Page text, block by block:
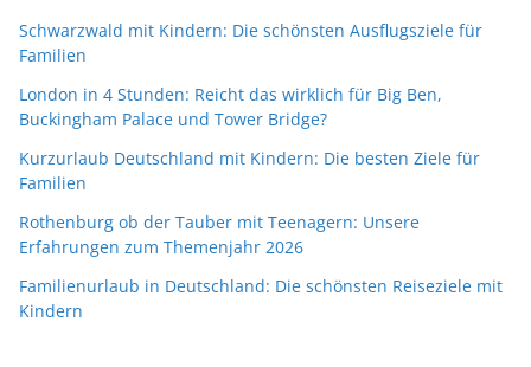
Schwarzwald mit Kindern: Die schönsten Ausflugsziele für
Familien
London in 4 Stunden: Reicht das wirklich für Big Ben,
Buckingham Palace und Tower Bridge?
Kurzurlaub Deutschland mit Kindern: Die besten Ziele für
Familien
Rothenburg ob der Tauber mit Teenagern: Unsere
Erfahrungen zum Themenjahr 2026
Familienurlaub in Deutschland: Die schönsten Reiseziele mit
Kindern